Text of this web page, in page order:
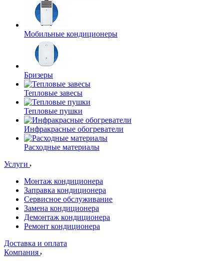
Мобильные кондиционеры
Бризеры
Тепловые завесы
Тепловые пушки
Инфракрасные обогреватели
Расходные материалы
Услуги
Монтаж кондиционера
Заправка кондиционера
Сервисное обслуживание
Замена кондиционера
Демонтаж кондиционера
Ремонт кондиционера
Доставка и оплата
Компания